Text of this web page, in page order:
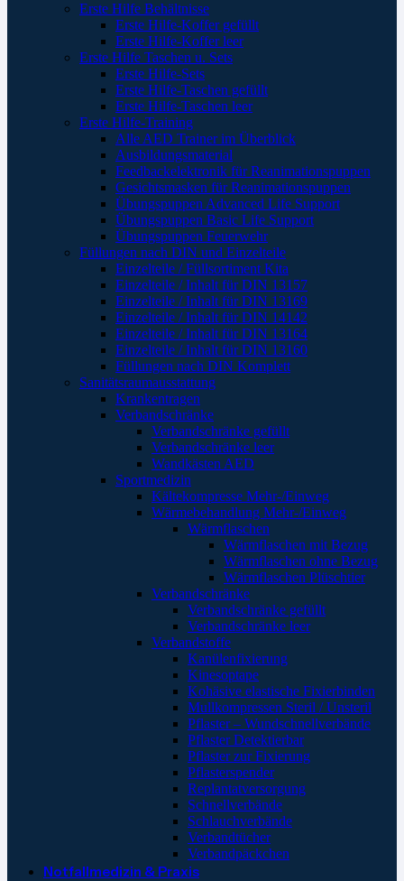
Erste Hilfe Behältnisse
Erste Hilfe-Koffer gefüllt
Erste Hilfe-Koffer leer
Erste Hilfe Taschen u. Sets
Erste Hilfe-Sets
Erste Hilfe-Taschen gefüllt
Erste Hilfe-Taschen leer
Erste Hilfe-Training
Alle AED Trainer im Überblick
Ausbildungsmaterial
Feedbackelektronik für Reanimationspuppen
Gesichtsmasken für Reanimationspuppen
Übungspuppen Advanced Life Support
Übungspuppen Basic Life Support
Übungspuppen Feuerwehr
Füllungen nach DIN und Einzelteile
Einzelteile / Füllsortiment Kita
Einzelteile / Inhalt für DIN 13157
Einzelteile / Inhalt für DIN 13169
Einzelteile / Inhalt für DIN 14142
Einzelteile / Inhalt für DIN 13164
Einzelteile / Inhalt für DIN 13160
Füllungen nach DIN Komplett
Sanitätsraumausstattung
Krankentragen
Verbandschränke
Verbandschränke gefüllt
Verbandschränke leer
Wandkästen AED
Sportmedizin
Kältekompresse Mehr-/Einweg
Wärmebehandlung Mehr-/Einweg
Wärmflaschen
Wärmflaschen mit Bezug
Wärmflaschen ohne Bezug
Wärmflaschen Plüschtier
Verbandschränke
Verbandschränke gefüllt
Verbandschränke leer
Verbandstoffe
Kanülenfixierung
Kinesoptape
Kohäsive elastische Fixierbinden
Mullkompressen Steril / Unsteril
Pflaster – Wundschnellverbände
Pflaster Detektierbar
Pflaster zur Fixierung
Pflasterspender
Replantatversorgung
Schnellverbände
Schlauchverbände
Verbandtücher
Verbandpäckchen
Notfallmedizin & Praxis